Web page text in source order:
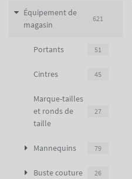
Équipement de
magasin
621
Portants 51
Cintres 45
Marque-tailles
et ronds de
taille
27
Mannequins 79
Buste couture 26